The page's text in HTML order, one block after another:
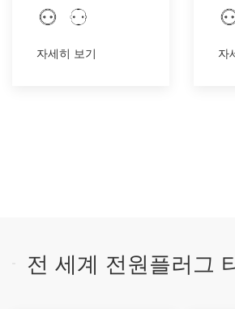
자세히 보기 자
전 세계 전원플러그